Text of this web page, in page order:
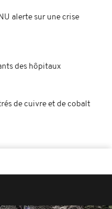
alerte sur une crise
des hôpitaux
de cuivre et de cobalt